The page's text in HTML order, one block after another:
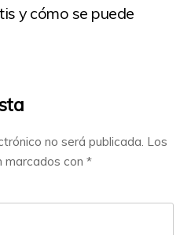
y cómo se puede
no será publicada. Los
marcados con*